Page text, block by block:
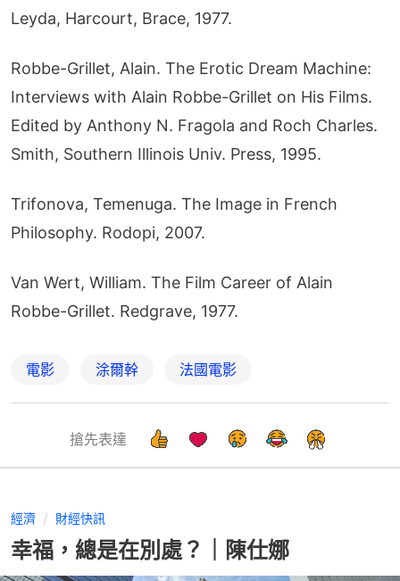
Leyda, Harcourt, Brace, 1977.
Robbe-Grillet, Alain. The Erotic Dream Machine:
Interviews with Alain Robbe-Grillet on His Films.
Edited by Anthony N. Fragola and Roch Charles.
Smith, Southern Illinois Univ. Press, 1995.
Trifonova, Temenuga. The Image in French
Philosophy. Rodopi, 2007.
Van Wert, William. The Film Career of Alain
Robbe-Grillet. Redgrave, 1977.
電影 涂爾幹 法國電影
搶先表達
經濟 財經快訊
幸福，總是在別處？｜陳仕娜